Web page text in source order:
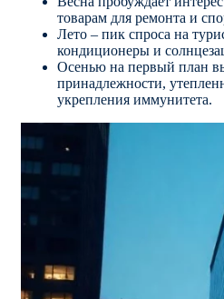
товарам для ремонта и
Лето – пик спроса на
кондиционеры и
Осенью на первый план
принадлежности,
укрепления иммунитета.